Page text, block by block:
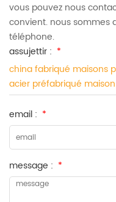
vous pouvez nous
convient. nous sommes
téléphone.
assujettir : *
china fabriqué maisons
acier préfabriqué
email : *
message : *